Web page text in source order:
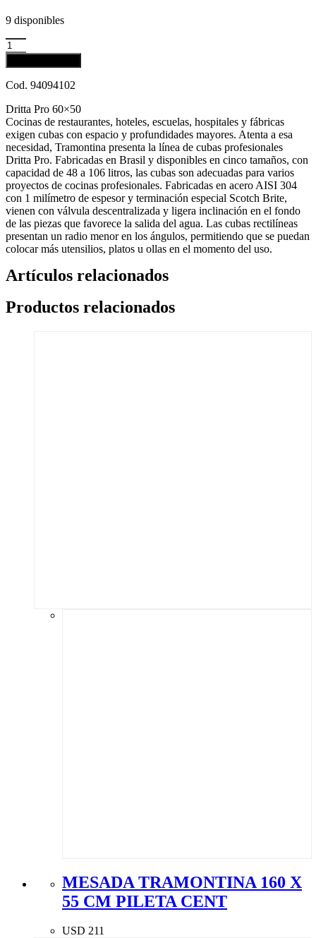
9 disponibles
Cubeta
professional
de
empotrar
acero
inoxidable
60x50
cm
cantidad
Cod. 94094102
Dritta Pro 60×50
Cocinas de restaurantes, hoteles, escuelas, hospitales y fábricas
exigen cubas con espacio y profundidades mayores. Atenta a esa
necesidad, Tramontina presenta la línea de cubas profesionales
Dritta Pro. Fabricadas en Brasil y disponibles en cinco tamaños, con
capacidad de 48 a 106 litros, las cubas son adecuadas para varios
proyectos de cocinas profesionales. Fabricadas en acero AISI 304
con 1 milímetro de espesor y terminación especial Scotch Brite,
vienen con válvula descentralizada y ligera inclinación en el fondo
de las piezas que favorece la salida del agua. Las cubas rectilíneas
presentan un radio menor en los ángulos, permitiendo que se puedan
colocar más utensilios, platos u ollas en el momento del uso.
Artículos relacionados
Productos relacionados
MESADA TRAMONTINA 160 X
55 CM PILETA CENT
USD 211